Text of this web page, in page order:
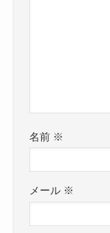
名前 ※
メール ※